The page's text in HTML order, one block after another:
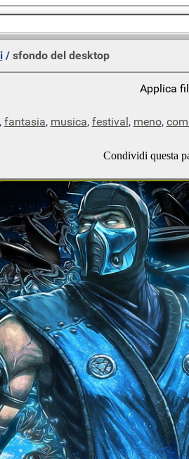
/ sfondo del desktop
Applica
fantasia, musica, festival, meno,